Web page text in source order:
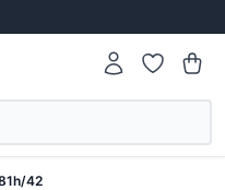
42